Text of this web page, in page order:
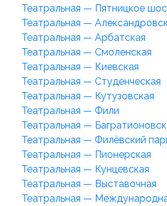
Театральная — Пятницкое
Театральная —
Театральная — Арбатская
Театральная — Смоленская
Театральная — Киевская
Театральная — Студенческая
Театральная — Кутузовская
Театральная — Фили
Театральная —
Театральная — Филёвский
Театральная — Пионерская
Театральная — Кунцевская
Театральная — Выставочная
Театральная —